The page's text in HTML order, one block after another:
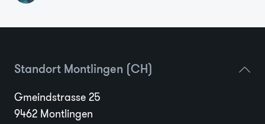
Standort Montlingen (CH)
Gmeindstrasse 25
9462 Montlingen